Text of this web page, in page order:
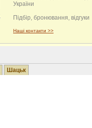
Сезон
України
Підбір, бронювання, відгуки
Наші контакти >>
Шацьк